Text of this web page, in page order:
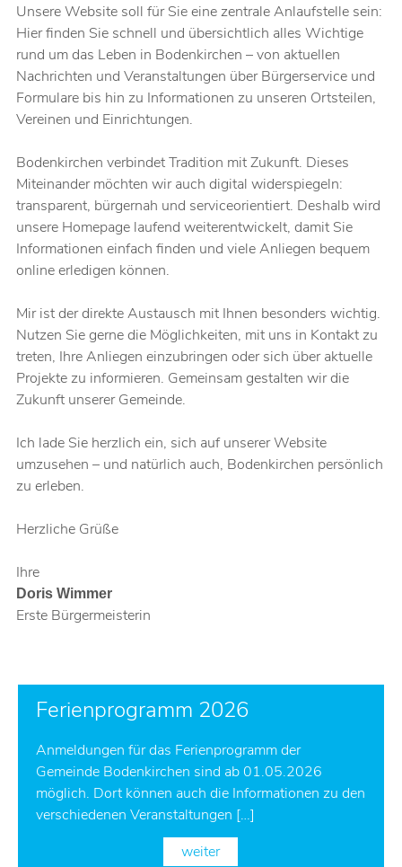
Unsere Website soll für Sie eine zentrale Anlaufstelle sein:
Hier finden Sie schnell und übersichtlich alles Wichtige
rund um das Leben in Bodenkirchen – von aktuellen
Nachrichten und Veranstaltungen über Bürgerservice und
Formulare bis hin zu Informationen zu unseren Ortsteilen,
Vereinen und Einrichtungen.
Bodenkirchen verbindet Tradition mit Zukunft. Dieses
Miteinander möchten wir auch digital widerspiegeln:
transparent, bürgernah und serviceorientiert. Deshalb wird
unsere Homepage laufend weiterentwickelt, damit Sie
Informationen einfach finden und viele Anliegen bequem
online erledigen können.
Mir ist der direkte Austausch mit Ihnen besonders wichtig.
Nutzen Sie gerne die Möglichkeiten, mit uns in Kontakt zu
treten, Ihre Anliegen einzubringen oder sich über aktuelle
Projekte zu informieren. Gemeinsam gestalten wir die
Zukunft unserer Gemeinde.
Ich lade Sie herzlich ein, sich auf unserer Website
umzusehen – und natürlich auch, Bodenkirchen persönlich
zu erleben.
Herzliche Grüße
Ihre
Doris Wimmer
Erste Bürgermeisterin
Ferienprogramm 2026
Anmeldungen für das Ferienprogramm der
Gemeinde Bodenkirchen sind ab 01.05.2026
möglich. Dort können auch die Informationen zu den
verschiedenen Veranstaltungen […]
weiter